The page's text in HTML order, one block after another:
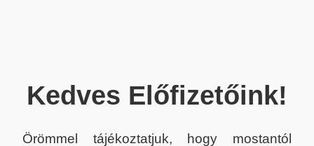
Kedves Előfizetőink!
Örömmel tájékoztatjuk, hogy mostantól